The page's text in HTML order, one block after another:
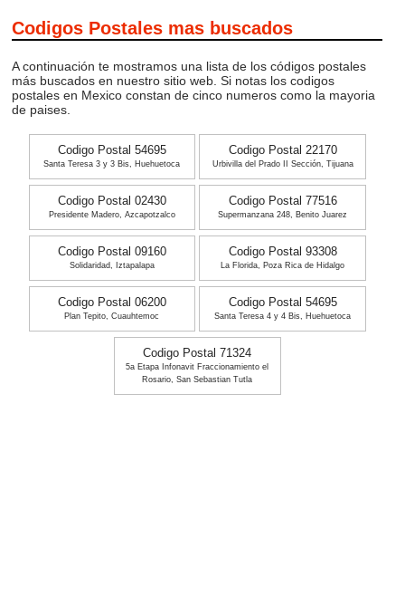
Codigos Postales mas buscados
A continuación te mostramos una lista de los códigos postales
más buscados en nuestro sitio web. Si notas los codigos
postales en Mexico constan de cinco numeros como la mayoria
de paises.
Codigo Postal 54695
Santa Teresa 3 y 3 Bis, Huehuetoca
Codigo Postal 22170
Urbivilla del Prado II Sección, Tijuana
Codigo Postal 02430
Presidente Madero, Azcapotzalco
Codigo Postal 77516
Supermanzana 248, Benito Juarez
Codigo Postal 09160
Solidaridad, Iztapalapa
Codigo Postal 93308
La Florida, Poza Rica de Hidalgo
Codigo Postal 06200
Plan Tepito, Cuauhtemoc
Codigo Postal 54695
Santa Teresa 4 y 4 Bis, Huehuetoca
Codigo Postal 71324
5a Etapa Infonavit Fraccionamiento el
Rosario, San Sebastian Tutla